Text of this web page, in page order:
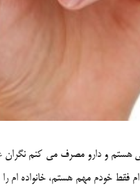
هستم و دارو مصرف مي كنم
فقط خودم مهم هستم، خانواده